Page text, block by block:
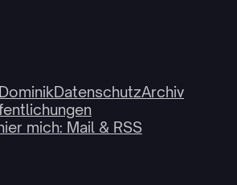
DatenschutzArchiv
mich: Mail & RSS